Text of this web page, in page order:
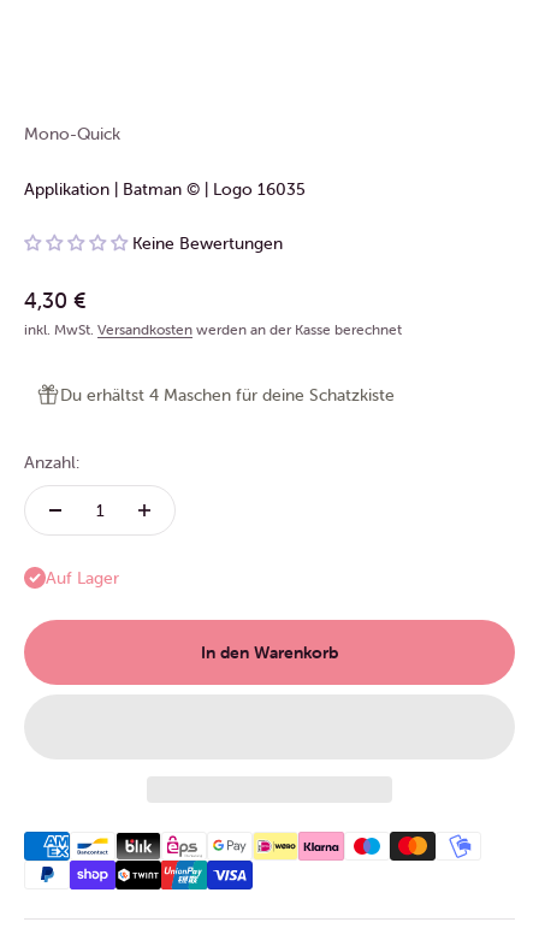
Mono-Quick
Applikation | Batman © | Logo 16035
Keine Bewertungen
Angebot
4,30 €
inkl. MwSt. Versandkosten werden an der Kasse berechnet
Du erhältst 4 Maschen für deine Schatzkiste
Anzahl:
Auf Lager
In den Warenkorb